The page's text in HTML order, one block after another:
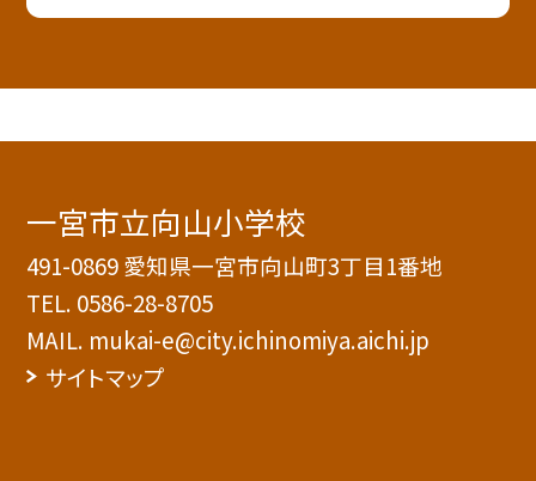
一宮市立向山小学校
491-0869 愛知県一宮市向山町3丁目1番地
TEL. 0586-28-8705
MAIL. mukai-e@city.ichinomiya.aichi.jp
サイトマップ